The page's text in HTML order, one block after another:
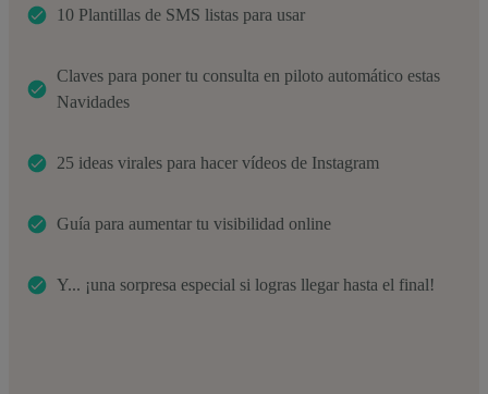
10 Plantillas de SMS listas para usar
Claves para poner tu consulta en piloto automático estas
Navidades
25 ideas virales para hacer vídeos de Instagram
Guía para aumentar tu visibilidad online
Y... ¡una sorpresa especial si logras llegar hasta el final!